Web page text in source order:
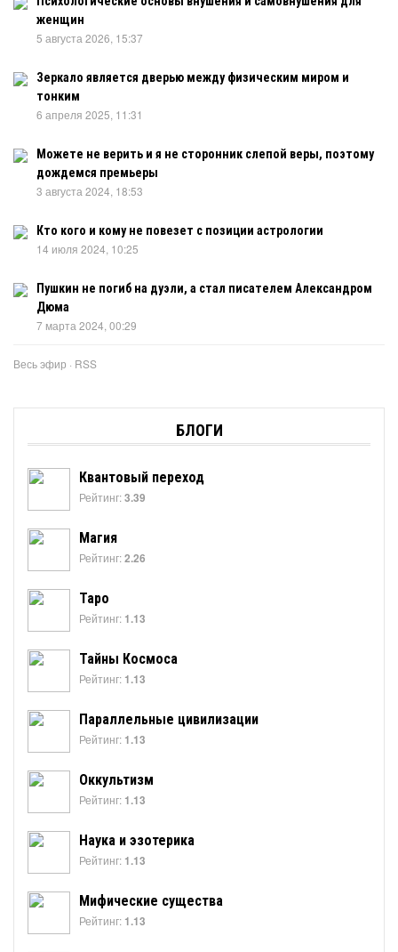
женщин
5 августа 2026, 15:37
Зеркало является дверью между физическим миром и
тонким
6 апреля 2025, 11:31
Можете не верить и я не сторонник слепой веры, поэтому
дождемся премьеры
3 августа 2024, 18:53
Кто кого и кому не повезет с позиции астрологии
14 июля 2024, 10:25
Пушкин не погиб на дуэли, а стал писателем Александром
Дюма
7 марта 2024, 00:29
Весь эфир · RSS
БЛОГИ
Квантовый переход
Рейтинг:3.39
Магия
Рейтинг:2.26
Таро
Рейтинг: 1.13
Тайны Космоса
Рейтинг: 1.13
Параллельные цивилизации
Рейтинг: 1.13
Оккультизм
Рейтинг: 1.13
Наука и эзотерика
Рейтинг: 1.13
Мифические существа
Рейтинг: 1.13